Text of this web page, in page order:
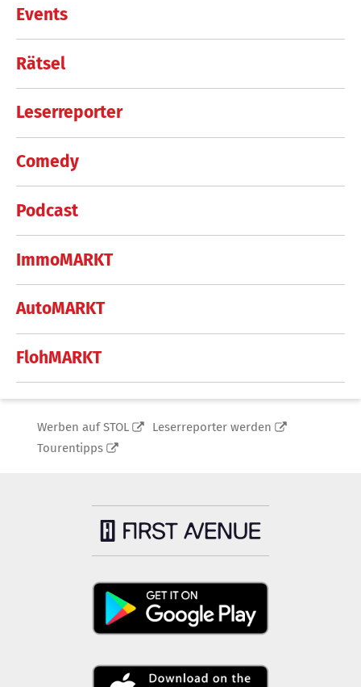
Events
Rätsel
Leserreporter
Comedy
Podcast
ImmoMARKT
AutoMARKT
FlohMARKT
Werben auf STOL
Leserreporter werden
Tourentipps